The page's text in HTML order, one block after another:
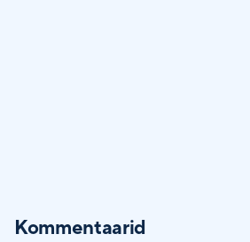
Kommentaarid